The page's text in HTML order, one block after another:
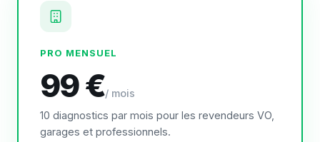
PRO MENSUEL
99 €/ mois
10 diagnostics par mois pour les revendeurs VO,
garages et professionnels.